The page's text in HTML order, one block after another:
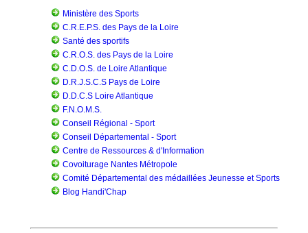
Ministère des Sports
C.R.E.P.S. des Pays de la Loire
Santé des sportifs
C.R.O.S. des Pays de la Loire
C.D.O.S. de Loire Atlantique
D.R.J.S.C.S Pays de Loire
D.D.C.S Loire Atlantique
F.N.O.M.S.
Conseil Régional - Sport
Conseil Départemental - Sport
Centre de Ressources & d'Information
Covoiturage Nantes Métropole
Comité Départemental des médaillées Jeunesse et Sports
Blog Handi'Chap